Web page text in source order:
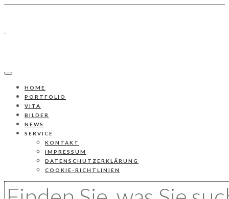
HOME
PORTFOLIO
VITA
BILDER
NEWS
SERVICE
KONTAKT
IMPRESSUM
DATENSCHUTZERKLÄRUNG
COOKIE-RICHTLINIEN